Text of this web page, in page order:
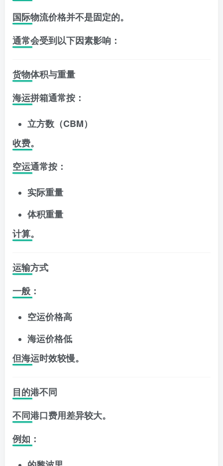
国际物流价格并不是固定的。
通常会受到以下因素影响：
货物体积与重量
海运拼箱通常按：
立方数（CBM）
收费。
空运通常按：
实际重量
体积重量
计算。
运输方式
一般：
空运价格高
海运价格低
但海运时效较慢。
目的港不同
不同港口费用差异较大。
例如：